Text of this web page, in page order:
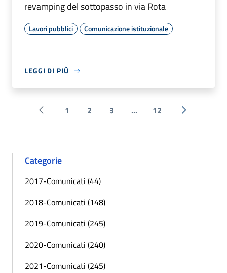
revamping del sottopasso in via Rota
Lavori pubblici Comunicazione istituzionale
LEGGI DI PIÙ
Pagina precedente
1 2 3 ... 12 Successiva
Categorie
2017-Comunicati (44)
2018-Comunicati (148)
2019-Comunicati (245)
2020-Comunicati (240)
2021-Comunicati (245)